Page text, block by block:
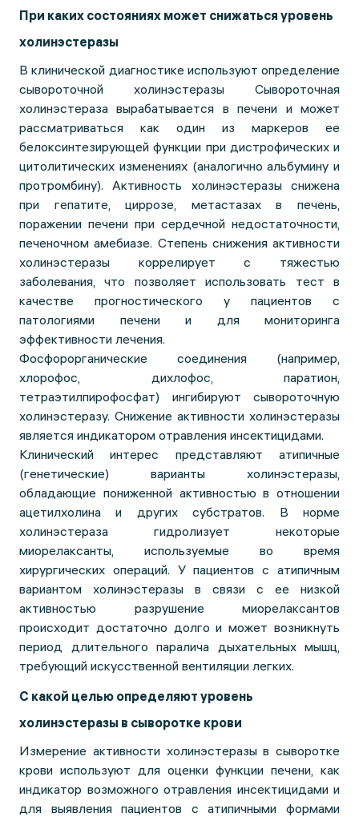
При каких состояниях может снижаться уровень
холинэстеразы
В клинической диагностике используют определение
сывороточной холинэстеразы Сывороточная
холинэстераза вырабатывается в печени и может
рассматриваться как один из маркеров ее
белоксинтезирующей функции при дистрофических и
цитолитических изменениях (аналогично альбумину и
протромбину). Активность холинэстеразы снижена
при гепатите, циррозе, метастазах в печень,
поражении печени при сердечной недостаточности,
печеночном амебиазе. Степень снижения активности
холинэстеразы коррелирует с тяжестью
заболевания, что позволяет использовать тест в
качестве прогностического у пациентов с
патологиями печени и для мониторинга
эффективности лечения.
Фосфорорганические соединения (например,
хлорофос, дихлофос, паратион,
тетраэтилпирофосфат) ингибируют сывороточную
холинэстеразу. Снижение активности холинэстеразы
является индикатором отравления инсектицидами.
Клинический интерес представляют атипичные
(генетические) варианты холинэстеразы,
обладающие пониженной активностью в отношении
ацетилхолина и других субстратов. В норме
холинэстераза гидролизует некоторые
миорелаксанты, используемые во время
хирургических операций. У пациентов с атипичным
вариантом холинэстеразы в связи с ее низкой
активностью разрушение миорелаксантов
происходит достаточно долго и может возникнуть
период длительного паралича дыхательных мышц,
требующий искусственной вентиляции легких.
С какой целью определяют уровень
холинэстеразы в сыворотке крови
Измерение активности холинэстеразы в сыворотке
крови используют для оценки функции печени, как
индикатор возможного отравления инсектицидами и
для выявления пациентов с атипичными формами